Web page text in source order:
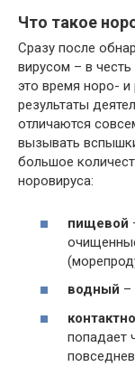
Что такое
Сразу после
вирусом – в
это время норо- и
результаты
отличаются
вызывать
большое
норовируса:
пищевой
водный –
попадает